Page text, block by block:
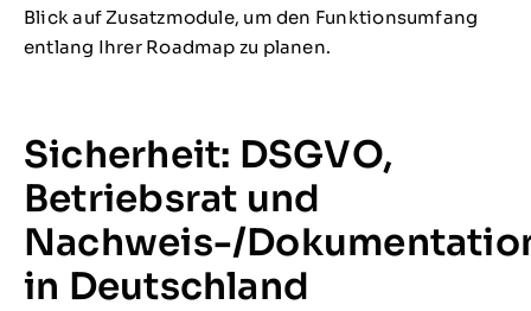
Blick auf Zusatzmodule, um den Funktionsumfang
entlang Ihrer Roadmap zu planen.
Sicherheit: DSGVO,
Betriebsrat und
Nachweis-/
in Deutschland